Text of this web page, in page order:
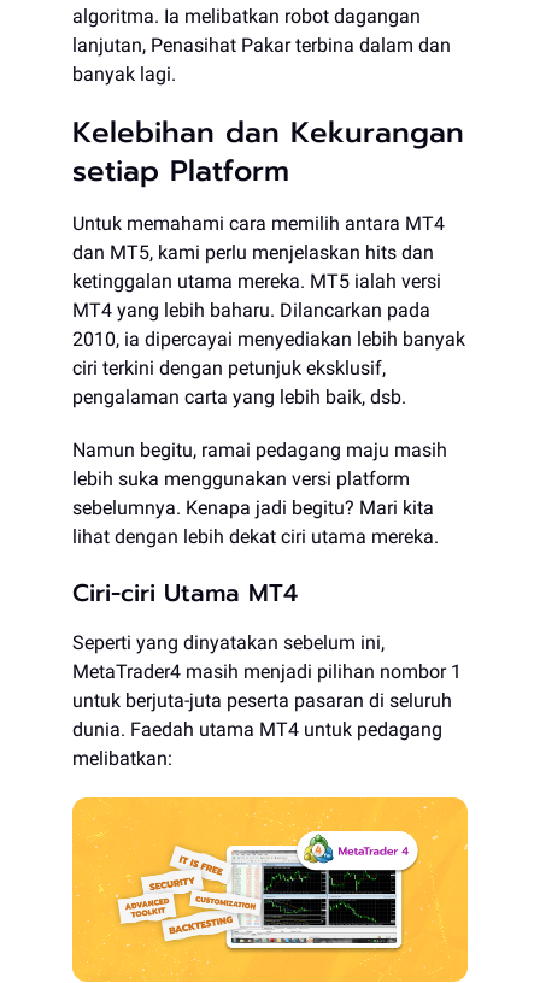
algoritma. Ia melibatkan robot dagangan
lanjutan, Penasihat Pakar terbina dalam dan
banyak lagi.
Kelebihan dan Kekurangan
setiap Platform
Untuk memahami cara memilih antara MT4
dan MT5, kami perlu menjelaskan hits dan
ketinggalan utama mereka. MT5 ialah versi
MT4 yang lebih baharu. Dilancarkan pada
2010, ia dipercayai menyediakan lebih banyak
ciri terkini dengan petunjuk eksklusif,
pengalaman carta yang lebih baik, dsb.
Namun begitu, ramai pedagang maju masih
lebih suka menggunakan versi platform
sebelumnya. Kenapa jadi begitu? Mari kita
lihat dengan lebih dekat ciri utama mereka.
Ciri-ciri Utama MT4
Seperti yang dinyatakan sebelum ini,
MetaTrader4 masih menjadi pilihan nombor 1
untuk berjuta-juta peserta pasaran di seluruh
dunia. Faedah utama MT4 untuk pedagang
melibatkan: